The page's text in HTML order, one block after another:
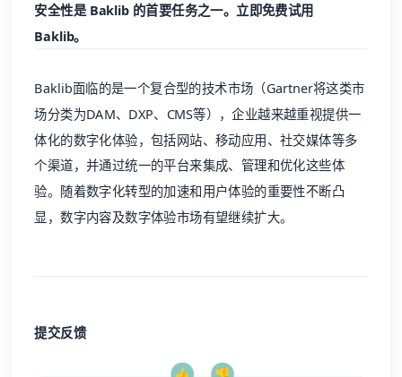
安全性是 Baklib 的首要任务之一。立即免费试用
Baklib。
Baklib面临的是一个复合型的技术市场（Gartner将这类市
场分类为DAM、 DXP、 CMS等），企业越来越重视提供一
体化的数字化体验，包括网站、移动应用、社交媒体等多
个渠道，并通过统一的平台来集成、管理和优化这些体
验。随着数字化转型的加速和用户体验的重要性不断凸
显，数字内容及数字体验市场有望继续扩大。
提交反馈